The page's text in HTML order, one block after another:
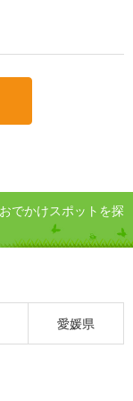
でかけスポットを探
愛媛県